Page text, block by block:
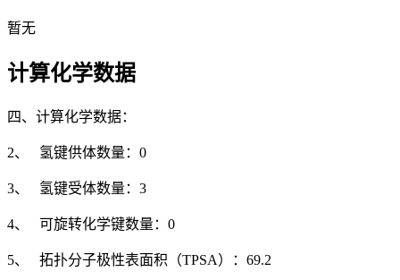
暂无
计算化学数据
四、计算化学数据：
2、 氢键供体数量：0
3、 氢键受体数量：3
4、 可旋转化学键数量：0
5、 拓扑分子极性表面积（TPSA）：69.2